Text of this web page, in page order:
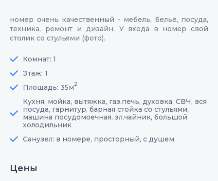
номер очень качественный - мебель, бельё, посуда,
техника, ремонт и дизайн. У входа в номер свой
столик со стульями (фото).
Комнат: 1
Этаж: 1
Площадь: 35м2
Кухня: мойка, вытяжка, газ.печь, духовка, СВЧ, вся
посуда, гарнитур, барная стойка со стульями,
машина посудомоечная, эл.чайник, большой
холодильник
Санузел: в номере, просторный, с душем
Цены